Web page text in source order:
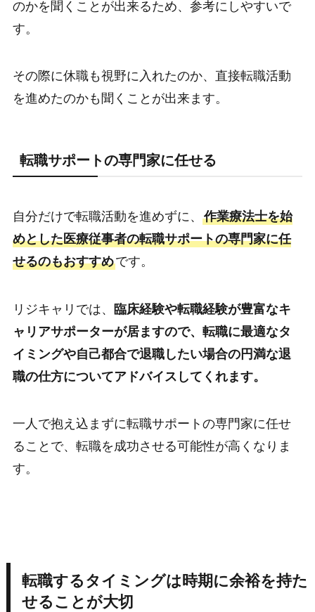
のかを聞くことが出来るため、参考にしやすいで
す。
その際に休職も視野に入れたのか、直接転職活動
を進めたのかも聞くことが出来ます。
転職サポートの専門家に任せる
自分だけで転職活動を進めずに、 作業療法士を始
めとした医療従事者の転職サポートの専門家に任
せるのもおすすめです。
リジキャリでは、
臨床経験や転職経験が豊富なキ
ャリアサポーターが居ますので、転職に最適なタ
イミングや自己都合で退職したい場合の円満な退
職の仕方についてアドバイスしてくれます。
一人で抱え込まずに転職サポートの専門家に任せ
ることで、転職を成功させる可能性が高くなりま
す。
転職するタイミングは時期に余裕を持た
せることが大切